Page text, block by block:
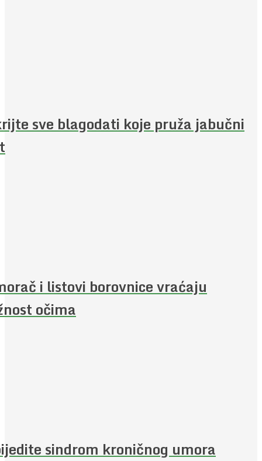
sve blagodati koje pruža jabučni
i listovi borovnice vraćaju
očima
sindrom kroničnog umora